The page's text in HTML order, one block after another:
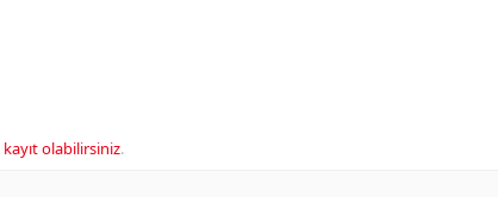
kayıt olabilirsiniz.